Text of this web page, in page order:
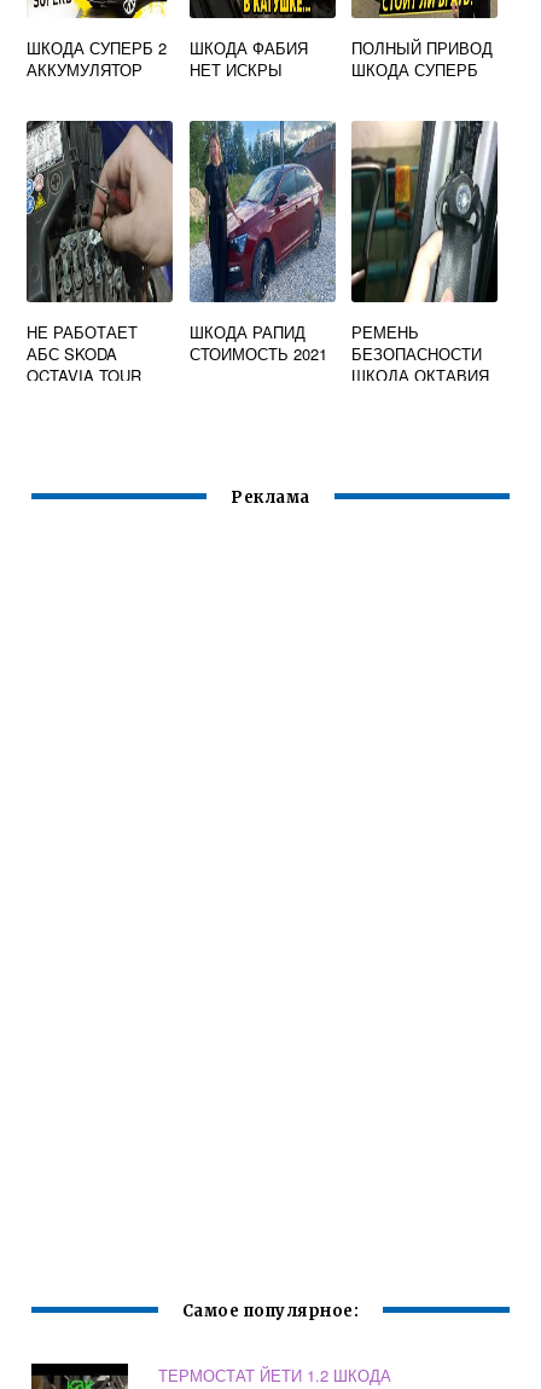
ШКОДА СУПЕРБ 2
АККУМУЛЯТОР
ШКОДА ФАБИЯ
НЕТ ИСКРЫ
ПОЛНЫЙ ПРИВОД
ШКОДА СУПЕРБ
НЕ РАБОТАЕТ
АБС SKODA
OCTAVIA TOUR
ШКОДА РАПИД
СТОИМОСТЬ 2021
РЕМЕНЬ
БЕЗОПАСНОСТИ
ШКОДА ОКТАВИЯ
Реклама
Самое популярное:
ТЕРМОСТАТ ЙЕТИ 1.2 ШКОДА